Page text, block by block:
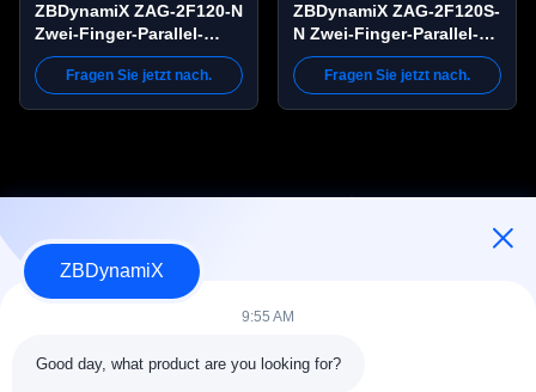
ZBDynamiX ZAG-2F120-N
Zwei-Finger-Parallel-
Robotergreifer | 80 N
Greifkraft, 120 mm Hub,
Fragen Sie jetzt nach.
ZBDynamiX ZAG-2F120S-
N Zwei-Finger-Parallel-
Robotergreifer | 120 mm
Hub, 50 N Greifkraft,
Fragen Sie jetzt nach.
Designer und Hersteller für humanoide Roboter-Akkupacks und -
Aktuatoren.
ZBDynamiX
9:55 AM
Good day, what product are you looking for?